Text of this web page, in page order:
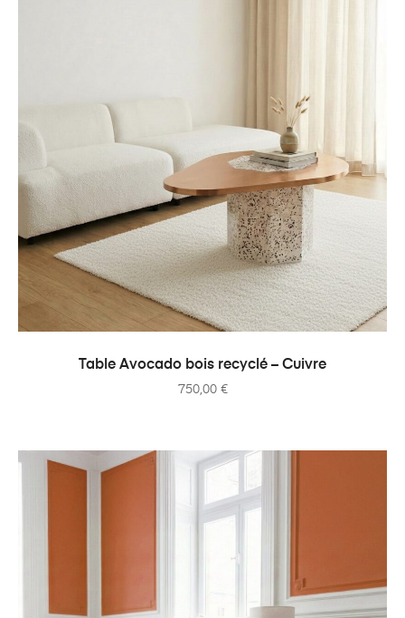
AJOUTER AU PANIER
Table Avocado bois recyclé – Cuivre
750,00 €